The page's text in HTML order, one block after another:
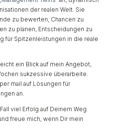
der realen Welt. Sie
zu bewerten, Chancen zu
zu planen, Entscheidungen zu
für Spitzenleistungen in die reale
ein Blick auf mein Angebot,
sukzessive überarbeite.
mail auf Lösungen für
an.
viel Erfolg auf Deinem Weg
freue mich, wenn Dir mein